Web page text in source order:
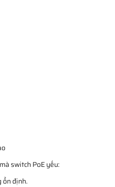
switch PoE yếu:
ổn định.